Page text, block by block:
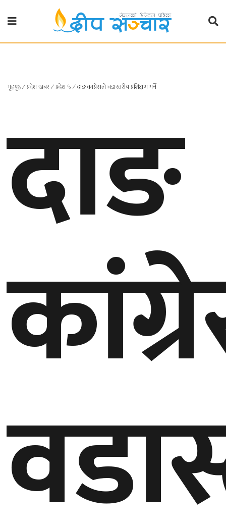
गृहपृष्ठ
प्रदेश
१
प्रदेश
बाग्मती
५
कर्णाली
प्रदेश
सुदूरपश्चिम
मनाेरञ्जन
खेलकुद
घुमफिर
गृहपृष्ठ∕प्रदेश खबर∕प्रदेश ५∕दाङ कांग्रेसले वडास्तरीय प्रशिक्षण गर्ने
दाङ